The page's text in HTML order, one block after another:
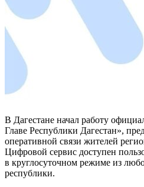
В Дагестане начал работу
Главе Республики Дагестан»,
оперативной связи жителей
Цифровой сервис доступен
в круглосуточном режиме из
республики.